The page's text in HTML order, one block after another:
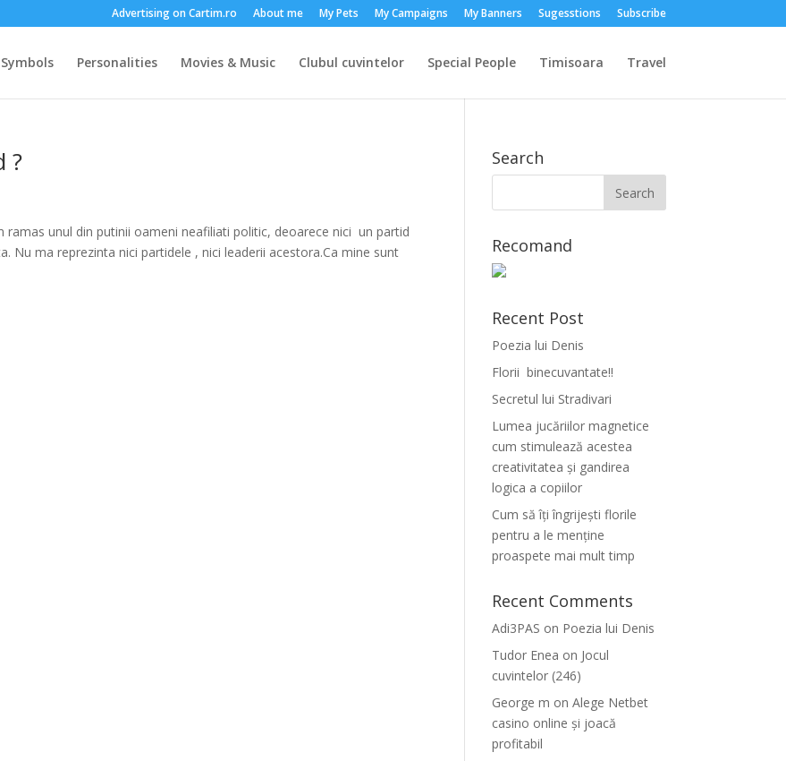
Advertising on Cartim.ro About me My Pets My Campaigns My Banners Sugesstions Subscribe
Personalities Movies & Music Clubul cuvintelor Special People Timisoara Travel
?
ramas unul din putinii oameni neafiliati politic, deoarece nici un partid
Nu ma reprezinta nici partidele , nici leaderii acestora.Ca mine sunt
Search
Recomand
Recent Post
Poezia lui Denis
Florii binecuvantate!!
Secretul lui Stradivari
Lumea jucăriilor magnetice
cum stimulează acestea
creativitatea și gandirea
logica a copiilor
Cum să îți îngrijești florile
pentru a le menține
proaspete mai mult timp
Recent Comments
Adi3PAS on Poezia lui Denis
Tudor Enea on Jocul
cuvintelor (246)
George m onAlege Netbet
casino online și joacă
profitabil